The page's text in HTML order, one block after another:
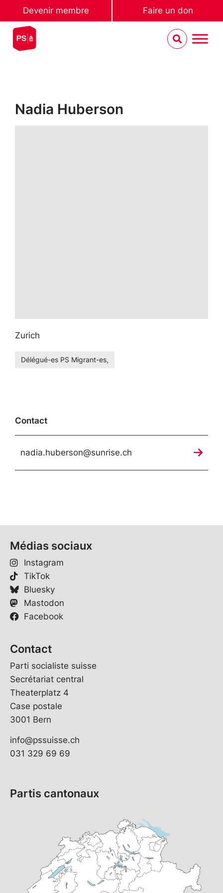
Devenir membre Faire un don
Nadia Huberson
Zurich
Délégué-es PS Migrant-es,
Contact
nadia.huberson@sunrise.ch
Médias sociaux
Instagram
TikTok
Bluesky
Mastodon
Facebook
Contact
Parti socialiste suisse
Secrétariat central
Theaterplatz 4
Case postale
3001 Bern
info@pssuisse.ch
031 329 69 69
Partis cantonaux